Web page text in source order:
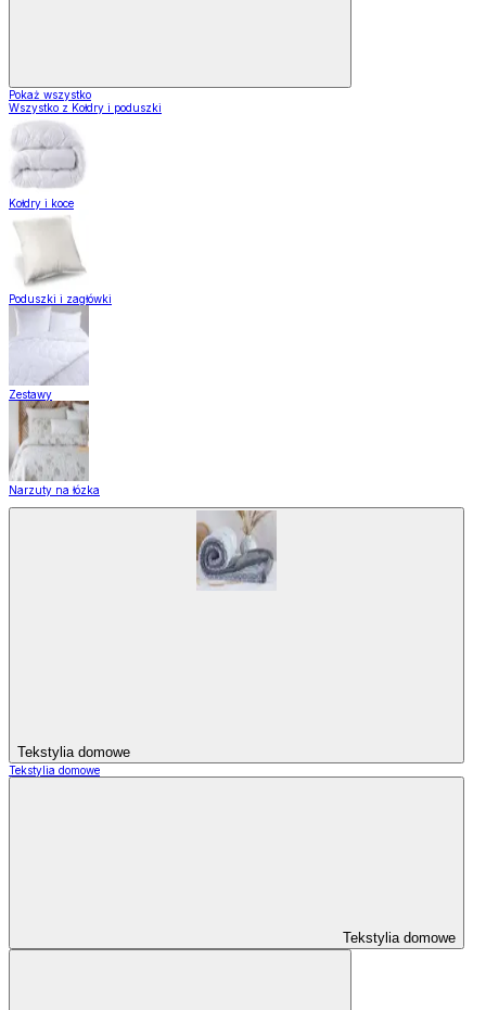
Pokaż wszystko
Wszystko z Kołdry i poduszki
Kołdry i koce
Poduszki i zagłówki
Zestawy
Narzuty na łózka
Tekstylia domowe
Tekstylia domowe
Tekstylia domowe